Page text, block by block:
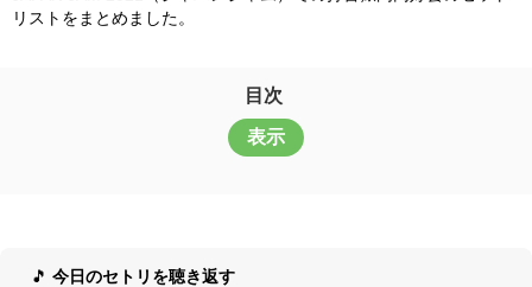
リストをまとめました。
目次
表示
🎵 今日のセトリを聴き返す